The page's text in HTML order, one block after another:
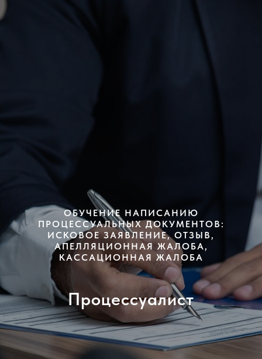
ОБУЧЕНИЕ НАПИСАНИЮ
ПРОЦЕССУАЛЬНЫХ ДОКУМЕНТОВ:
ИСКОВОЕ ЗАЯВЛЕНИЕ, ОТЗЫВ,
АПЕЛЛЯЦИОННАЯ ЖАЛОБА,
КАССАЦИОННАЯ ЖАЛОБА
Процессуалист